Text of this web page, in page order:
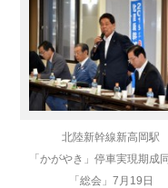
北陸新幹線新高岡駅
「かがやき」停車実現期成
「総会」 7月19日